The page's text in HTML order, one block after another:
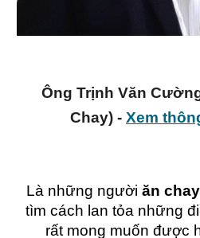
Ông Trịnh Văn
Chay) - Xem
Là những người ăn
tìm cách lan tỏa những
rất mong muốn được